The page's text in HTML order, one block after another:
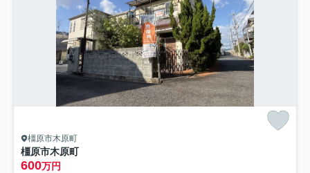
橿原市木原町
橿原市木原町
600万円